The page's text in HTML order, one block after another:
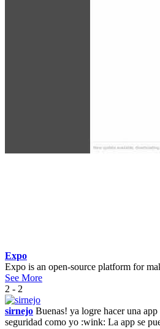
Expo
Expo is an open-source platform for
See More
2 - 2
sirnejo Buenas! ya logre hacer una
seguridad como yo :wink: La app se